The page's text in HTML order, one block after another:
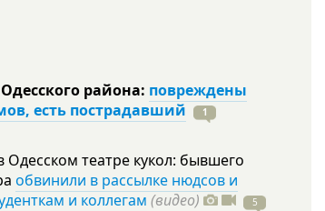
района: повреждены
есть пострадавший
1
Одесском театре кукол: бывшего
обвинили в рассылке нюдсов и
и коллегам (видео) 5